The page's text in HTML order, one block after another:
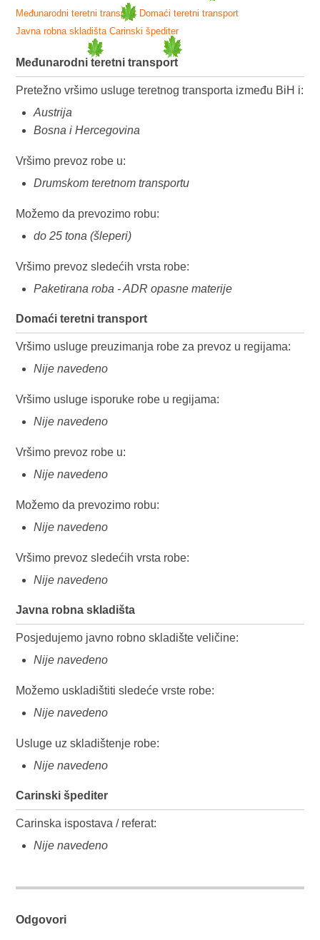
Međunarodni teretni transport Domaći teretni transport
Javna robna skladišta Carinski špediter
Međunarodni teretni transport
Pretežno vršimo usluge teretnog transporta između BiH i:
Austrija
Bosna i Hercegovina
Vršimo prevoz robe u:
Drumskom teretnom transportu
Možemo da prevozimo robu:
do 25 tona (šleperi)
Vršimo prevoz sledećih vrsta robe:
Paketirana roba - ADR opasne materije
Domaći teretni transport
Vršimo usluge preuzimanja robe za prevoz u regijama:
Nije navedeno
Vršimo usluge isporuke robe u regijama:
Nije navedeno
Vršimo prevoz robe u:
Nije navedeno
Možemo da prevozimo robu:
Nije navedeno
Vršimo prevoz sledećih vrsta robe:
Nije navedeno
Javna robna skladišta
Posjedujemo javno robno skladište veličine:
Nije navedeno
Možemo uskladištiti sledeće vrste robe:
Nije navedeno
Usluge uz skladištenje robe:
Nije navedeno
Carinski špediter
Carinska ispostava / referat:
Nije navedeno
Odgovori